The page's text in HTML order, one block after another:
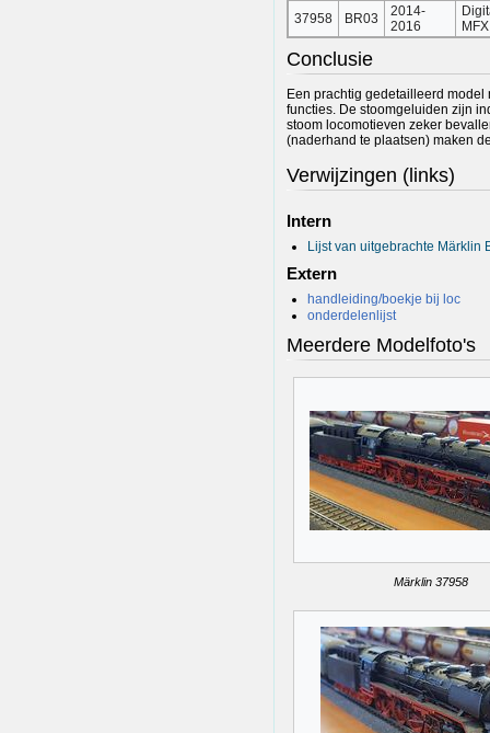
37958
BR03
2014-
2016
MFX
Conclusie
Een prachtig gedetailleerd
functies. De stoomgeluiden zijn
stoom locomotieven zeker
(naderhand te plaatsen) maken
Verwijzingen (links)
Intern
Lijst van uitgebrachte Märklin
Extern
handleiding/boekje bij loc
onderdelenlijst
Meerdere Modelfoto's
Märklin 37958